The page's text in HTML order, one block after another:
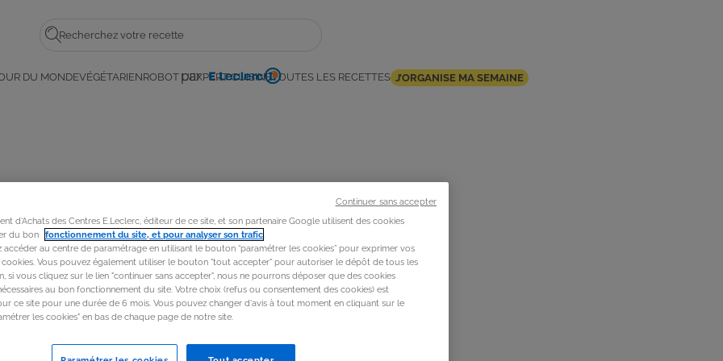
Rechercher
par
E.
DU MONDEVÉGÉTARIENROBOT L'EXPERT CUISINETOUTES LES RECETTES J’ORGANISE MA SEMAINE
!
d'Achats des Centres E.Leclerc, éditeur de ce site, et son partenaire Google utilisent des cookies
du bon fonctionnement du site, et pour analyser son trafic.
accéder au centre de paramétrage en utilisant le bouton “paramétrer les cookies” pour exprimer vos
cookies. Vous pouvez également utiliser le bouton "tout accepter" pour autoriser le dépôt de tous les
si vous cliquez sur le lien "continuer sans accepter", nous ne pourrons déposer que des cookies
au bon fonctionnement du site. Votre choix (refus ou consentement des cookies) est
ce site pour une durée de 6 mois. Vous pouvez changer d'avis à tout moment en cliquant sur le
les cookies" en bas de chaque page de notre site.
Continuer sans accepter